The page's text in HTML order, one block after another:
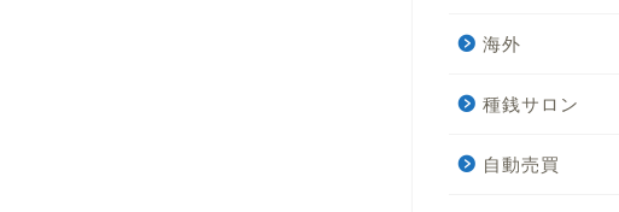
海外
種銭サロン
自動売買